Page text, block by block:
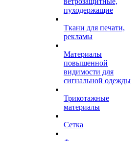
пуходержащие
Ткани для печати,
рекламы
Материалы
повышенной
видимости для
сигнальной одежды
Трикотажные
материалы
Сетка